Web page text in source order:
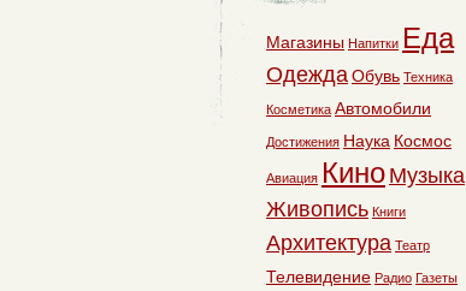
Магазины Напитки Еда
ОдеждаОбувь Техника
Косметика Автомобили
Достижения Наука Космос
Авиация Кино Музыка
Живопись Книги
Архитектура Театр
Телевидение Радио Газеты